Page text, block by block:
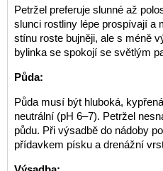
Petržel preferuje slunné až
slunci rostliny lépe prospívají a
stínu roste bujněji, ale s méně
bylinka se spokojí se světlým
Půda:
Půda musí být hluboká,
neutrální (pH 6–7). Petržel
půdu. Při výsadbě do nádoby
přídavkem písku a drenážní